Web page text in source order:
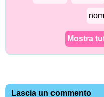
Mostra
Lascia un commento